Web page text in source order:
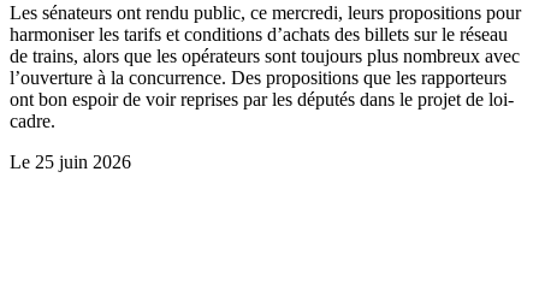
Les sénateurs ont rendu public, ce mercredi, leurs propositions pour
harmoniser les tarifs et conditions d’achats des billets sur le réseau
de trains, alors que les opérateurs sont toujours plus nombreux avec
l’ouverture à la concurrence. Des propositions que les rapporteurs
ont bon espoir de voir reprises par les députés dans le projet de loi-
cadre.
Le 25 juin 2026